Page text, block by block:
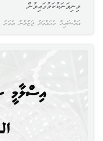
އައްޝައިޚް މުޙައްމަދު ޖަޒްލާން ޢުމަރު
މިނިވަނަކުކަމުގައިވުން